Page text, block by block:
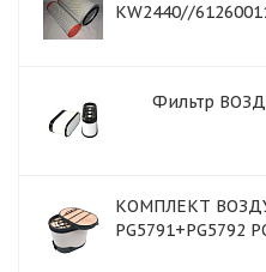
KW2440//
Фильтр
КОМПЛЕКТ
PG5791+PG5792